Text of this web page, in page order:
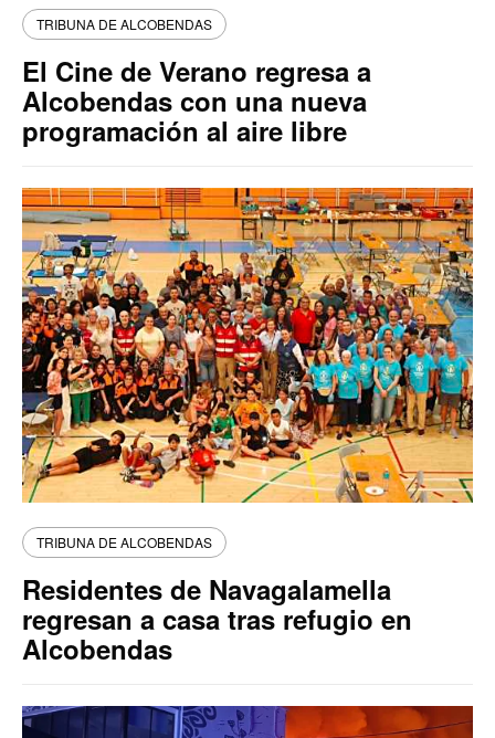
TRIBUNA DE ALCOBENDAS
El Cine de Verano regresa a
Alcobendas con una nueva
programación al aire libre
TRIBUNA DE ALCOBENDAS
Residentes de Navagalamella
regresan a casa tras refugio en
Alcobendas